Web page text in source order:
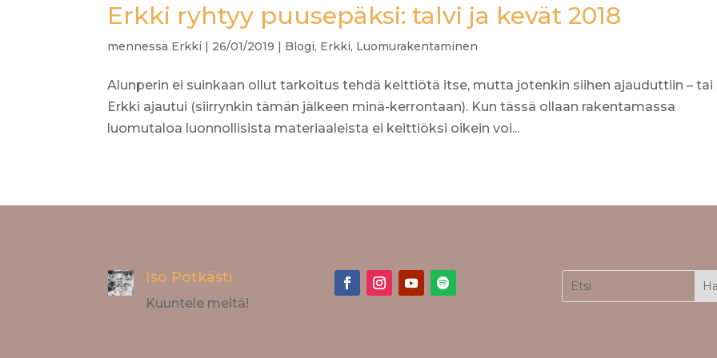
Erkki ryhtyy puusepäksi: talvi ja kevät 2018
mennessä Erkki | 26/01/2019 | Blogi, Erkki, Luomurakentaminen
Alunperin ei suinkaan ollut tarkoitus tehdä keittiötä itse, mutta jotenkin siihen ajauduttiin – tai
Erkki ajautui (siirrynkin tämän jälkeen minä-kerrontaan). Kun tässä ollaan rakentamassa
luomutaloa luonnollisista materiaaleista ei keittiöksi oikein voi...
Iso Potkästi
Kuuntele meitä!